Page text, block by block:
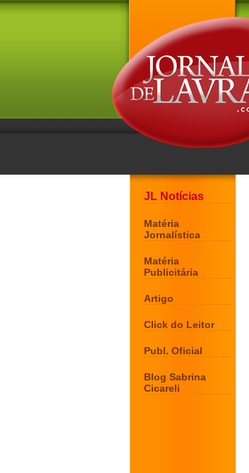
JL Notícias
Matéria
Jornalística
Matéria
Publicitária
Artigo
Click do Leitor
Publ. Oficial
Blog Sabrina
Cicareli